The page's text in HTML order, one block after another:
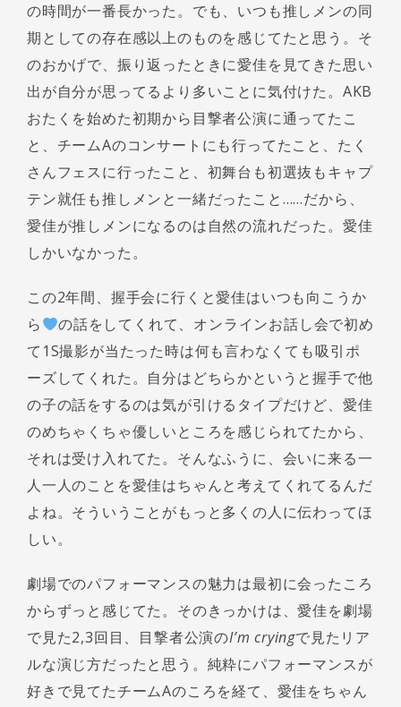
の時間が一番長かった。でも、いつも推しメンの同
期としての存在感以上のものを感じてたと思う。そ
のおかげで、振り返ったときに愛佳を見てきた思い
出が自分が思ってるより多いことに気付けた。AKB
おたくを始めた初期から目撃者公演に通ってたこ
と、チームAのコンサートにも行ってたこと、たく
さんフェスに行ったこと、初舞台も初選抜もキャプ
テン就任も推しメンと一緒だったこと……だから、
愛佳が推しメンになるのは自然の流れだった。愛佳
しかいなかった。
この2年間、握手会に行くと愛佳はいつも向こうか
ら
の話をしてくれて、オンラインお話し会で初め
て1S撮影が当たった時は何も言わなくても吸引ポ
ーズしてくれた。自分はどちらかというと握手で他
の子の話をするのは気が引けるタイプだけど、愛佳
のめちゃくちゃ優しいところを感じられてたから、
それは受け入れてた。そんなふうに、会いに来る一
人一人のことを愛佳はちゃんと考えてくれてるんだ
よね。そういうことがもっと多くの人に伝わってほ
しい。
劇場でのパフォーマンスの魅力は最初に会ったころ
からずっと感じてた。そのきっかけは、愛佳を劇場
で見た2,3回目、目撃者公演のI’m cryingで見たリア
ルな演じ方だったと思う。純粋にパフォーマンスが
好きで見てたチームAのころを経て、愛佳をちゃん